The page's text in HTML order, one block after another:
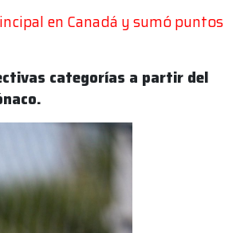
en Canadá y sumó puntos
categorías a partir del